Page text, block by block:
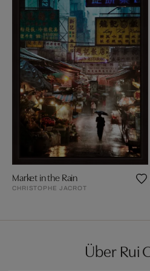
Market in the Rain
CHRISTOPHE JACROT
Über Rui